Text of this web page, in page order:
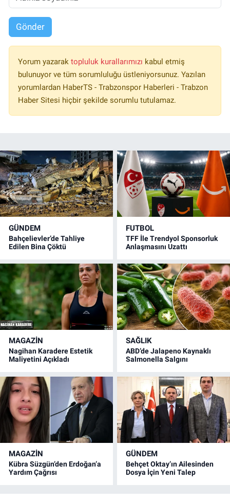
Gönder
Yorum yazarak topluluk kurallarımızı kabul etmiş
bulunuyor ve tüm sorumluluğu üstleniyorsunuz. Yazılan
yorumlardan HaberTS - Trabzonspor Haberleri - Trabzon
Haber Sitesi hiçbir şekilde sorumlu tutulamaz.
GÜNDEM
Bahçelievler’de Tahliye
Edilen Bina Çöktü
FUTBOL
TFF İle Trendyol Sponsorluk
Anlaşmasını Uzattı
MAGAZİN
Nagihan Karadere Estetik
Maliyetini Açıkladı
SAĞLIK
ABD’de Jalapeno Kaynaklı
Salmonella Salgını
MAGAZİN
Kübra Süzgün’den Erdoğan’a
Yardım Çağrısı
GÜNDEM
Behçet Oktay’ın Ailesinden
Dosya İçin Yeni Talep